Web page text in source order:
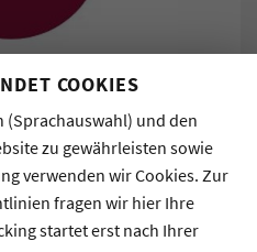
COOKIES
und den
zu gewährleisten sowie
verwenden wir Cookies. Zur
fragen wir hier Ihre
startet erst nach Ihrer
und
das große Ganze. Die
die eigenen
geschieht sehr oft im
meine eigenen Stärken und